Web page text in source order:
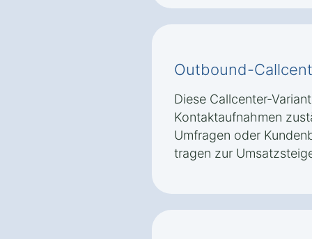
Outbound-
Diese Callcenter-
Kontaktaufnahmen
Umfragen oder
tragen zur